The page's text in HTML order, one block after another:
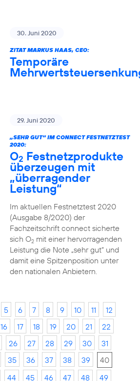
30. Juni 2020
ZITAT MARKUS HAAS, CEO:
Temporäre
29. Juni 2020
„SEHR GUT“ IM CONNECT FESTNETZTEST
2020:
O2 Festnetzprodukte
überzeugen mit
„überragender
Leistung“
Im aktuellen Festnetztest 2020
(Ausgabe 8/2020) der
Fachzeitschrift connect sicherte
sich O2mit einer hervorragenden
Leistung die Note „sehr gut“ und
damit eine Spitzenposition unter
den nationalen Anbietern.
5 6 7 8 9 10 11
12
16 17 18 19 20 21
22
26 27 28 29 30
31
35 36 37 38 39
40
44 45 46 47 48 49